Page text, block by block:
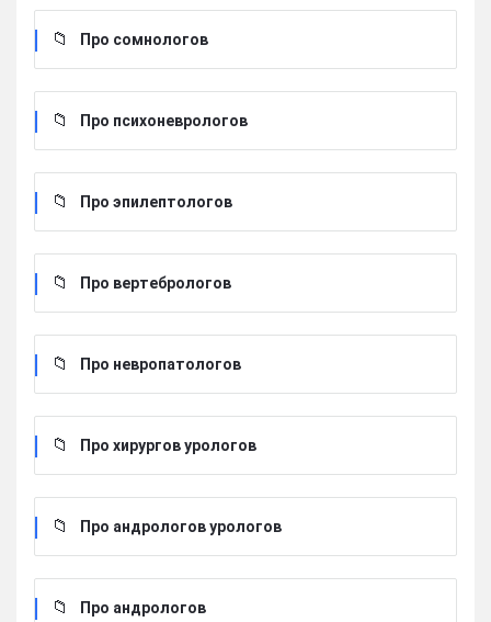
Про сомнологов
Про психоневрологов
Про эпилептологов
Про вертебрологов
Про невропатологов
Про хирургов урологов
Про андрологов урологов
Про андрологов